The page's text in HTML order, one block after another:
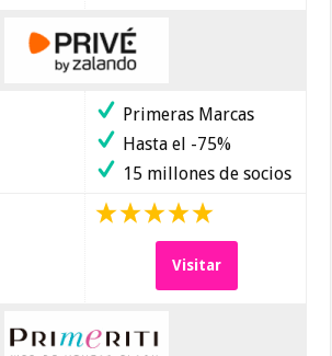
Primeras Marcas
Hasta el -75%
15 millones de socios
Visitar